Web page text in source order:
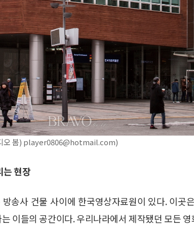
오 봄) player0806@hotmail.com)
는 현장
송사 건물 사이에 한국영상자료원이 있다. 이곳
이들의 공간이다. 우리나라에서 제작됐던 모든